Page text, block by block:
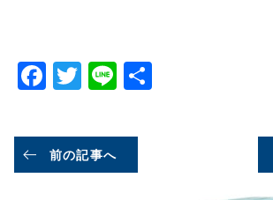
Facebook
Twitter
Line
前の記事へ